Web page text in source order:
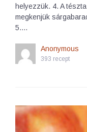
helyezzük. 4. A
megkenjük
5.…
Anonymous
393 recept